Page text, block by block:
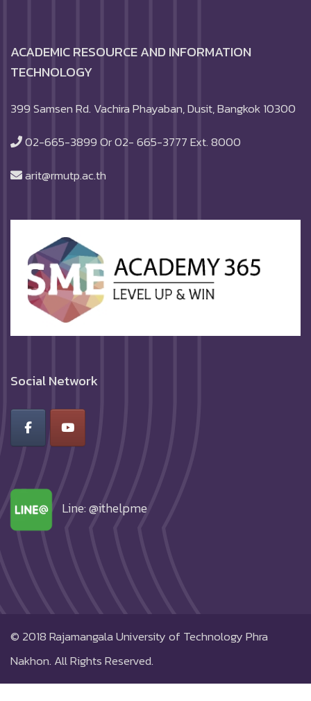
ACADEMIC RESOURCE AND INFORMATION
TECHNOLOGY
399 Samsen Rd. Vachira Phayaban, Dusit, Bangkok 10300
02-665-3899 Or 02- 665-3777 Ext. 8000
arit@rmutp.ac.th
Social Network
Line: @ithelpme
© 2018Rajamangala University of Technology Phra
Nakhon. All Rights Reserved.